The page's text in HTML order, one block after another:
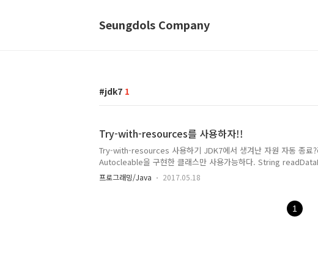
Seungdols Company
jdk7 1
Try-with-resources를 사용하자!!
Try-with-resources 사용하기 JDK7에서 생겨난 자원 자동 종료
Autocleable을 구현한 클래스만 사용가능하다. String
br = null; String data = ""; try { br = new
br.readLine(); } catch (FileNotFoundException e) {
프로그래밍/Java 2017.05.18
1